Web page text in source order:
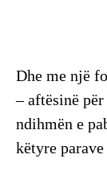
Dhe me një
– aftësinë
ndihmën e
këtyre